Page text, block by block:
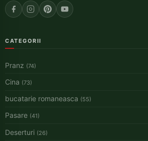
CATEGORII
Pranz (74)
Cina (73)
bucatarie romaneasca (55)
Pasare (41)
Deserturi (26)